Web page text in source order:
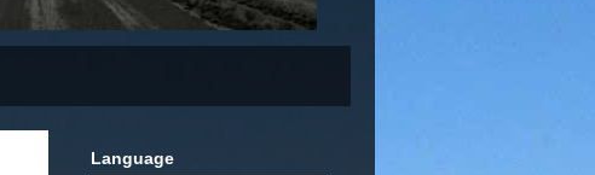
Language